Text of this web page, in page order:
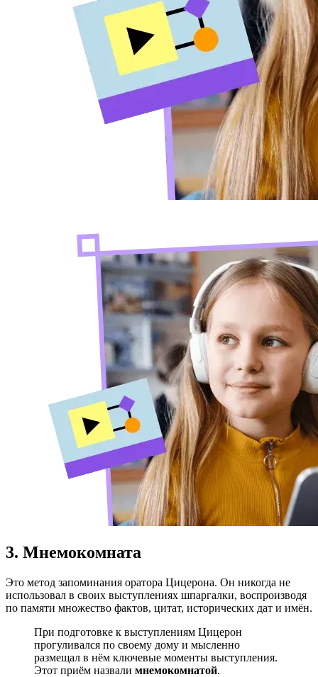
3. Мнемокомната
Это метод запоминания оратора Цицерона. Он никогда не
использовал в своих выступлениях шпаргалки, воспроизводя
по памяти множество фактов, цитат, исторических дат и имён.
При подготовке к выступлениям Цицерон
прогуливался по своему дому и мысленно
размещал в нём ключевые моменты выступления.
Этот приём назвали мнемокомнатой.